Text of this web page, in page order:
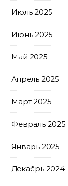
Июль 2025
Июнь 2025
Май 2025
Апрель 2025
Март 2025
Февраль 2025
Январь 2025
Декабрь 2024